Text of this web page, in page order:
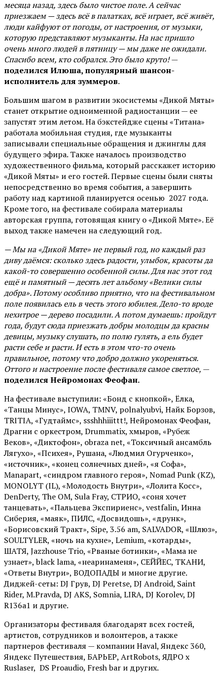
месяца назад, здесь было чистое поле. А сейчас
приезжаем — здесь всё в палатках, всё играет, всё живёт,
люди кайфуют от погоды, от настроения, от музыки,
которую представляют музыканты. На нас пришло
очень много людей в пятницу — мы даже не ожидали.
Спасибо всем, кто собрался. Это было круто!—
поделился Илюша, популярный шансон-
исполнитель для зуммеров.
Большим шагом в развитии экосистемы «Дикой Мяты»
станет открытие одноименной радиостанции — ее
запустят этим летом. На бэкстейдже сцены «Титана»
работала мобильная студия, где музыканты
записывали специальные обращения и джинглы для
будущего эфира. Также началось производство
художественного фильма, который расскажет историю
«Дикой Мяты» и его гостей. Первые сцены были сняты
непосредственно во время события, а завершить
работу над картиной планируется осенью 2027 года.
Кроме того, на фестивале собирала материалы
авторская группа, готовящая книгу о «Дикой Мяте». Её
выход также намечен на следующий год.
— Мы на «Дикой Мяте» не первый год, но каждый раз
диву даёмся: сколько здесь радости, улыбок, красоты да
какой-то совершенно особенной силы. Для нас этот год
ещё и памятный — десять лет альбому «Велики силы
добра». Потому особливо приятно, что на фестивальном
поле появилась ель в честь этого юбилея. Дело-то вроде
нехитрое — дерево посадили. А потом думаешь: пройдут
года, будут сюда приезжать добры молодцы да красны
девицы, музыку слушать, по полю гулять, а ель будет
расти себе и расти. И есть в этом что-то очень
правильное, потому что добро должно укореняться.
Оттого и настроение после фестиваля самое светлое, —
поделился Нейромонах Феофан.
На фестивале выступили: «Бонд с кнопкой», Ёлка,
«Танцы Минус», IOWA, TMNV, polnalyubvi, Найк Борзов,
TRITIA, «Гудтаймс», ssshhhiiittt!, Нейромонах Феофан,
Драгни с оркестром, Drummatix, хмыров, «Рубеж
Веков», «Диктофон», obraza net, «Токсичный ансамбль
Лягухо», «Психея», Рушана, «Людмил Огурченко»,
«источник», «конец солнечных дней», «я Софа»,
Manapart, «синдром главного героя», Nomad Punk (KZ),
MONOLYT (IL), «Молодость Внутри», «Лолита Косс»,
DenDerty, The OM, Sula Fray, СТРИО, «соня хочет
танцевать», «Пальцева Экспириенс», vestfalin, Инна
Сиберия, «маяк», ПИЛС, «Досвидошь», «друнк»,
«Борисовский Тракт», Sipe, 3.56 am, SALVADOR, «Шлюз»,
SOULTYLER, «ночь на кухне», Lemium, «котарды»,
ШАТЯ, Jazzhouse Trio, «Рваные ботинки», «Мама не
узнает», black lama, «неаринаменя», СЕЙЙЕС, ТКАНИ,
«Ответы Внутри», ВОДОПАДЫ и многие другие.
Диджей-сеты: DJ Грув, DJ Peretse, DJ Android, Saint
Rider, М.Pravda, DJ AKS, Somnia, LIRA, DJ Korolev, DJ
R136a1 и другие.
Организаторы фестиваля благодарят всех гостей,
артистов, сотрудников и волонтеров, а также
партнеров фестиваля — компании Haval, Яндекс 360,
Яндекс Путешествия, БАРЬЕР, ArtRobots, ЯДРО х
Ruslaser, DS Proaudio, Fresh bar и других.